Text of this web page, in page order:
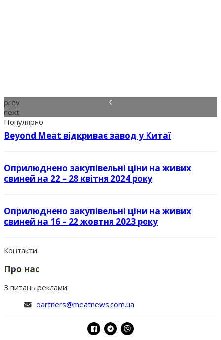
prev
next
Популярно
Beyond Meat відкриває завод у Китаї
Оприлюднено закупівельні ціни на живих
свиней на 22 – 28 квітня 2024 року
Оприлюднено закупівельні ціни на живих
свиней на 16 – 22 жовтня 2023 року
Контакти
Про нас
З питань реклами:
partners@meatnews.com.ua